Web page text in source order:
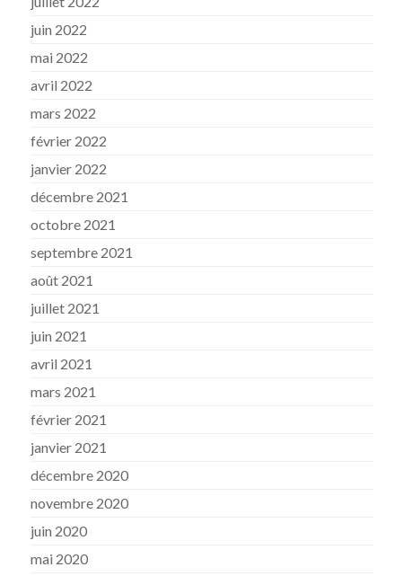
juin 2022
mai 2022
avril 2022
mars 2022
février 2022
janvier 2022
décembre 2021
octobre 2021
septembre 2021
août 2021
juillet 2021
juin 2021
avril 2021
mars 2021
février 2021
janvier 2021
décembre 2020
novembre 2020
juin 2020
mai 2020